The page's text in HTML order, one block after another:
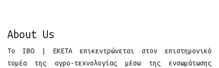
About Us
Το IBO EKETA επικεντρώνεται στον επιστημονικό
τομέα της αγρο-τεχνολογίας μέσω της ενσωμάτωσης